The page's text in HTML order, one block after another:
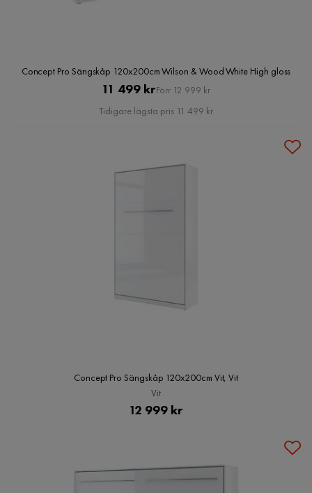
Concept Pro Sängskåp 120x200cm Wilson & Wood White High gloss
Pris
11 499 krOriginal
Pris
Förr 12 999 kr
Tidigare lägsta pris 11 499 kr
Concept Pro Sängskåp 120x200cm Vit, Vit
Vit
Pris
12 999 kr